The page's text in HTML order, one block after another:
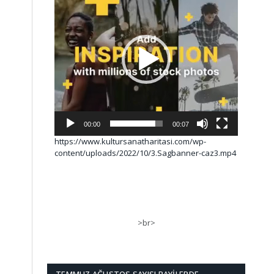
00:00 00:07
https://www.kultursanatharitasi.com/wp-
content/uploads/2022/10/3.Sagbanner-caz3.mp4
>br>